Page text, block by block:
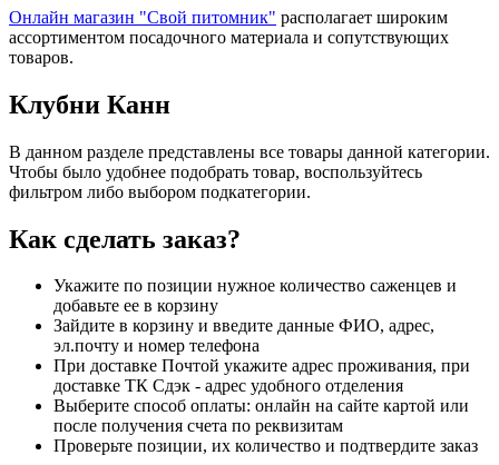
Онлайн магазин "Свой питомник" располагает широким
ассортиментом посадочного материала и сопутствующих
товаров.
Клубни Канн
В данном разделе представлены все товары данной категории.
Чтобы было удобнее подобрать товар, воспользуйтесь
фильтром либо выбором подкатегории.
Как сделать заказ?
Укажите по позиции нужное количество саженцев и
добавьте ее в корзину
Зайдите в корзину и введите данные ФИО, адрес,
эл.почту и номер телефона
При доставке Почтой укажите адрес проживания, при
доставке ТК Сдэк - адрес удобного отделения
Выберите способ оплаты: онлайн на сайте картой или
после получения счета по реквизитам
Проверьте позиции, их количество и подтвердите заказ